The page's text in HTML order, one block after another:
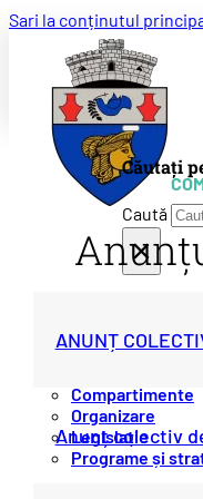
Sari la conținutul
Căutați
Caută
×
Despre instituție
Compartimente
Organizare
Legislație
Programe și
ANUNȚ
Anunț colectiv